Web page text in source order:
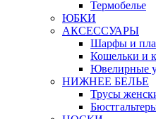
Термобелье
ЮБКИ
AКСЕССУАРЫ
Шарфы и
Кошельки и
Ювелирные
НИЖНЕЕ БЕЛЬЕ
Трусы